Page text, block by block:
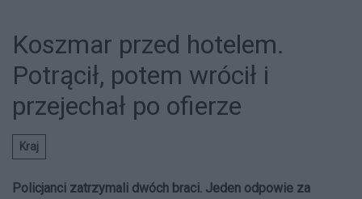
Koszmar przed hotelem.
Potrącił, potem wrócił i
przejechał po ofierze
Kraj
Policjanci zatrzymali dwóch braci. Jeden odpowie za